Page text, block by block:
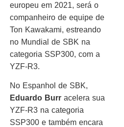
europeu em 2021, será o
companheiro de equipe de
Ton Kawakami, estreando
no Mundial de SBK na
categoria SSP300, com a
YZF-R3.
No Espanhol de SBK,
Eduardo Burr acelera sua
YZF-R3 na categoria
SSP300 e também encara